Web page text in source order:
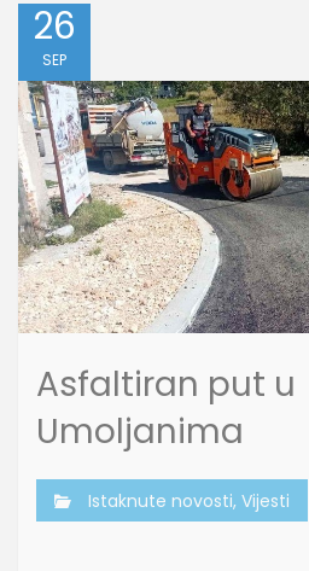
26
SEP
Asfaltiran put u
Umoljanima
Istaknute novosti, Vijesti